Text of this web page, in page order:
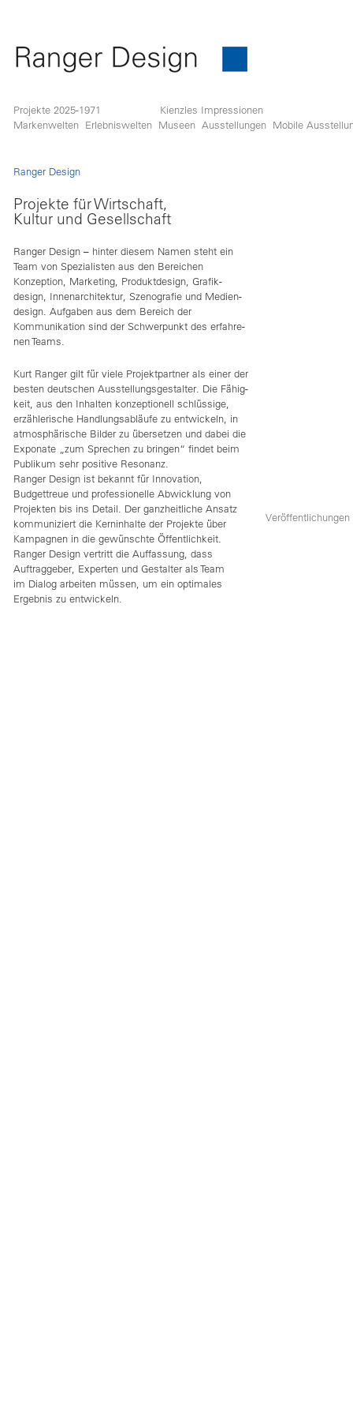
Projekte 2025-1971
Kienzles Impressionen
Markenwelten Erlebniswelten Museen Ausstellungen Mobile
Ranger Design
Projekte für Wirtschaft,
Kultur und Gesellschaft
Ranger Design – hin­ter die­sem Namen steht ein
Team von Spe­zia­lis­ten aus den Berei­chen
Kon­zep­tion, Mar­ke­ting, Pro­dukt­de­sign, Gra­fik­-
de­sign, Innen­ar­chi­tek­tur, Sze­no­gra­fie und Medi­en­
de­sign. Auf­ga­ben aus dem Bereich der
Kom­mu­ni­ka­tion sind der Schwer­punkt des erfah­re­
nen Teams.
Kurt Ran­ger gilt für viele Pro­jekt­part­ner als einer der
bes­ten deut­schen Aus­stel­lungs­ge­stal­ter. Die Fähig­
keit, aus den Inhal­ten kon­zep­tio­nell schlüs­sige,
erzäh­le­ri­sche Hand­lungs­ab­läufe zu ent­wi­ckeln, in
atmo­sphä­ri­sche Bil­der zu über­set­zen und dabei die
Expo­nate „zum Spre­chen zu brin­gen“ fin­det beim
Publi­kum sehr posi­tive Reso­nanz.
Ran­ger Design ist bekannt für Inno­va­tion,
Bud­gettreue und pro­fes­sio­nelle Abwick­lung von
Pro­jek­ten bis ins Detail. Der ganz­heit­li­che Ansatz
kom­mu­ni­ziert die Kern­in­halte der Pro­jekte über
Kam­pa­gnen in die gewünschte Öffent­lich­keit.
Ran­ger Design ver­tritt die Auf­fas­sung, dass
Auf­trag­ge­ber, Exper­ten und Gestal­ter als Team
im Dia­log arbei­ten müs­sen, um ein opti­ma­les
Ergeb­nis zu entwickeln.
Veröffentlichungen